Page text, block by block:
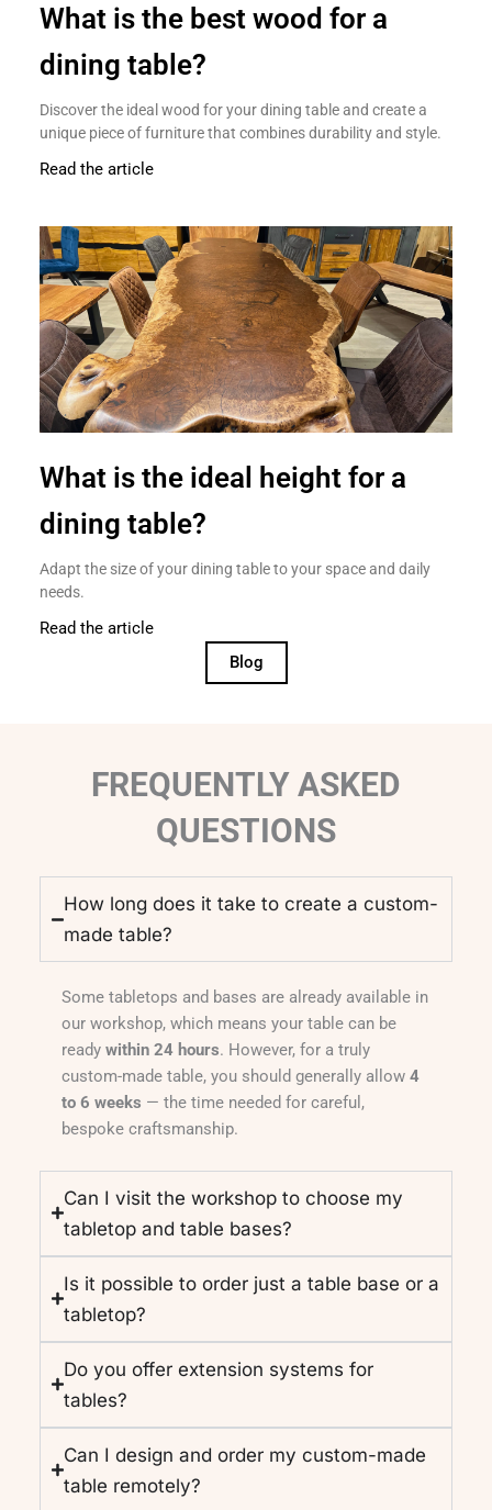
What is the best wood for a
dining table?
Discover the ideal wood for your dining table and create a
unique piece of furniture that combines durability and style.
Read the article
What is the ideal height for a
dining table?
Adapt the size of your dining table to your space and daily
needs.
Read the article
Blog
FREQUENTLY ASKED
QUESTIONS
How long does it take to create a custom-
made table?
Some tabletops and bases are already available in
our workshop, which means your table can be
ready within 24 hours. However, for a truly
custom-made table, you should generally allow 4
to 6 weeks — the time needed for careful,
bespoke craftsmanship.
Can I visit the workshop to choose my
tabletop and table bases?
Is it possible to order just a table base or a
tabletop?
Do you offer extension systems for
tables?
Can I design and order my custom-made
table remotely?